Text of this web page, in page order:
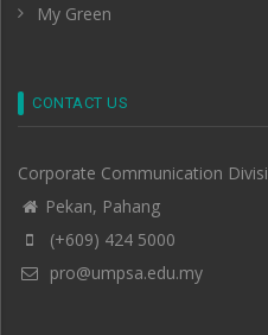
My Green
CONTACT US
Corporate Communication
Pekan, Pahang
(+609) 424 5000
pro@umpsa.edu.my